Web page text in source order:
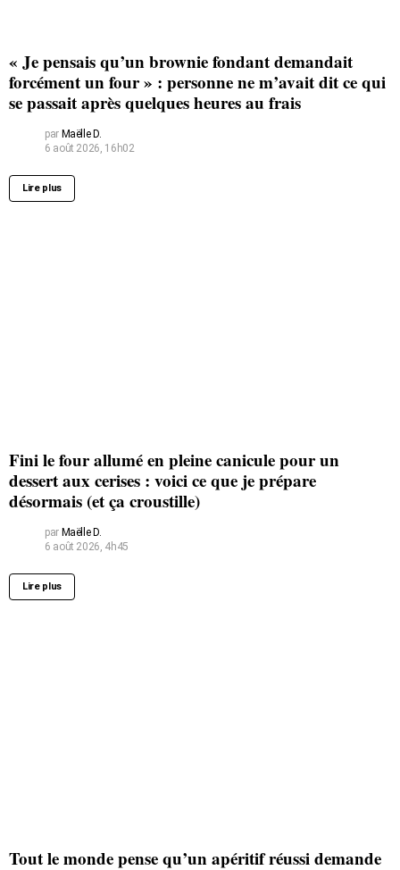
« Je pensais qu’un brownie fondant demandait
forcément un four » : personne ne m’avait dit ce qui
se passait après quelques heures au frais
par Maëlle D.
6 août 2026, 16h02
Lire plus
Fini le four allumé en pleine canicule pour un
dessert aux cerises : voici ce que je prépare
désormais (et ça croustille)
par Maëlle D.
6 août 2026, 4h45
Lire plus
Tout le monde pense qu’un apéritif réussi demande